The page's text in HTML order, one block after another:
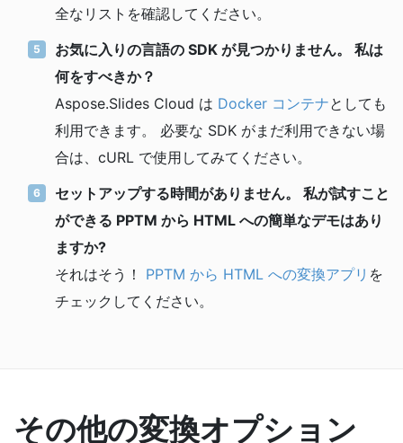
全なリストを確認してください。
お気に入りの言語の SDK が見つかりません。 私は
何をすべきか？
Aspose.Slides Cloud は Docker コンテナとしても
利用できます。 必要な SDK がまだ利用できない場
合は、cURL で使用してみてください。
セットアップする時間がありません。 私が試すこと
ができる PPTM から HTML への簡単なデモはあり
ますか?
それはそう！ PPTM から HTML への変換アプリ を
チェックしてください。
その他の変換オプション